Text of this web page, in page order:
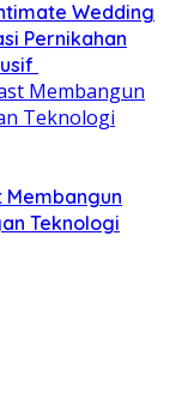
Wedding
Pernikahan
Membangun
Teknologi